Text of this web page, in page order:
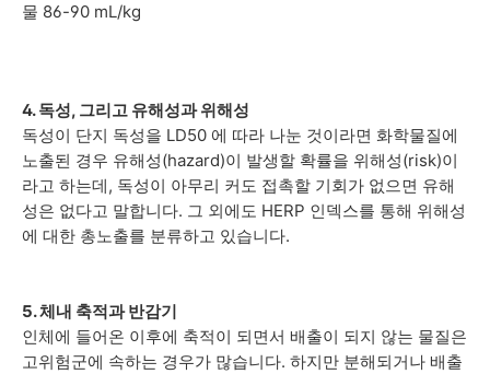
물 86-90 mL/kg
4. 독성, 그리고 유해성과 위해성
독성이 단지 독성을 LD50 에 따라 나눈 것이라면 화학물질에
노출된 경우 유해성(hazard)이 발생할 확률을 위해성(risk)이
라고 하는데, 독성이 아무리 커도 접촉할 기회가 없으면 유해
성은 없다고 말합니다. 그 외에도 HERP 인덱스를 통해 위해성
에 대한 총노출를 분류하고 있습니다.
5. 체내 축적과 반감기
인체에 들어온 이후에 축적이 되면서 배출이 되지 않는 물질은
고위험군에 속하는 경우가 많습니다. 하지만 분해되거나 배출